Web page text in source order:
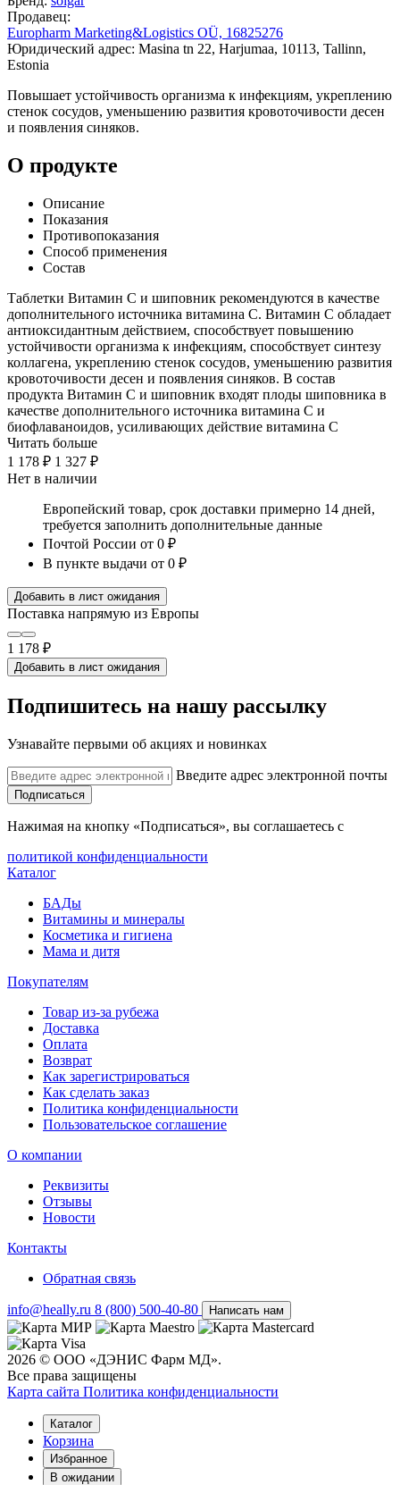
Продавец:
Europharm Marketing&Logistics OÜ, 16825276
Юридический адрес: Masina tn 22, Harjumaa, 10113, Tallinn,
Estonia
Повышает устойчивость организма к инфекциям, укреплению
стенок сосудов, уменьшению развития кровоточивости десен
и появления синяков.
О продукте
Описание
Показания
Противопоказания
Способ применения
Состав
Таблетки Витамин С и шиповник рекомендуются в качестве
дополнительного источника витамина С. Витамин С обладает
антиоксидантным действием, способствует повышению
устойчивости организма к инфекциям, способствует синтезу
коллагена, укреплению стенок сосудов, уменьшению развития
кровоточивости десен и появления синяков. В состав
продукта Витамин С и шиповник входят плоды шиповника в
качестве дополнительного источника витамина С и
биофлаваноидов, усиливающих действие витамина С
Читать больше
1 178 ₽ 1 327 ₽
Нет в наличии
Европейский товар, срок доставки примерно 14 дней,
требуется заполнить дополнительные данные
Почтой России от 0 ₽
В пункте выдачи от 0 ₽
Добавить в лист ожидания
Поставка напрямую из Европы
1 178 ₽
Добавить в лист ожидания
Подпишитесь на нашу рассылку
Узнавайте первыми об акциях и новинках
Введите адрес электронной почты
Подписаться
Нажимая на кнопку «Подписаться», вы соглашаетесь с
политикой конфиденциальности
Каталог
БАДы
Витамины и минералы
Косметика и гигиена
Мама и дитя
Покупателям
Товар из-за рубежа
Доставка
Оплата
Возврат
Как зарегистрироваться
Как сделать заказ
Политика конфиденциальности
Пользовательское соглашение
О компании
Реквизиты
Отзывы
Новости
Контакты
Обратная связь
info@heally.ru 8 (800) 500-40-80 Написать нам
2026 © ООО «ДЭНИС Фарм МД».
Все права защищены
Карта сайта Политика конфиден­циальности
Каталог
Корзина
Избранное
В ожидании